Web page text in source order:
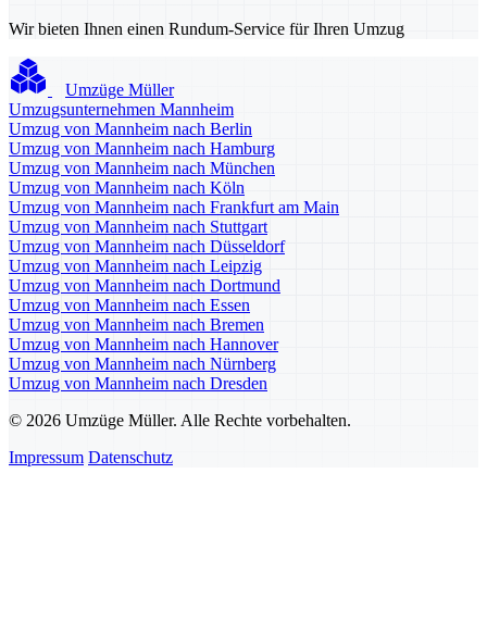
Wir bieten Ihnen einen Rundum-Service für Ihren Umzug
Umzüge Müller
Umzugsunternehmen Mannheim
Umzug von Mannheim nach Berlin
Umzug von Mannheim nach Hamburg
Umzug von Mannheim nach München
Umzug von Mannheim nach Köln
Umzug von Mannheim nach Frankfurt am Main
Umzug von Mannheim nach Stuttgart
Umzug von Mannheim nach Düsseldorf
Umzug von Mannheim nach Leipzig
Umzug von Mannheim nach Dortmund
Umzug von Mannheim nach Essen
Umzug von Mannheim nach Bremen
Umzug von Mannheim nach Hannover
Umzug von Mannheim nach Nürnberg
Umzug von Mannheim nach Dresden
© 2026 Umzüge Müller. Alle Rechte vorbehalten.
Impressum Datenschutz